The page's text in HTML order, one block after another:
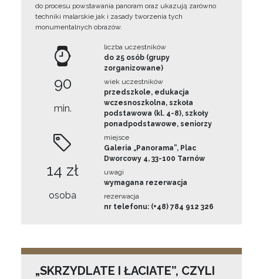
do procesu powstawania panoram oraz ukazują zarówno
techniki malarskie jak i zasady tworzenia tych
monumentalnych obrazów.
90
min.
14 zł
osoba
liczba uczestników
do 25 osób (grupy
zorganizowane)
wiek uczestników
przedszkole, edukacja
wczesnoszkolna, szkoła
podstawowa (kl. 4-8), szkoły
ponadpodstawowe, seniorzy
miejsce
Galeria „Panorama”, Plac
Dworcowy 4, 33-100 Tarnów
uwagi
wymagana rezerwacja
rezerwacja
nr telefonu: (+48) 784 912 326
„SKRZYDLATE I ŁACIATE”, CZYLI